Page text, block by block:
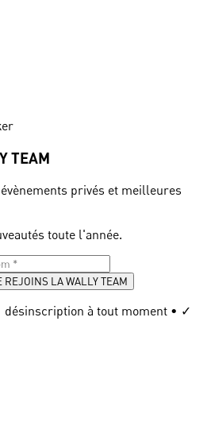
TEAM
privés et meilleures
toute l'année.
REJOINS LA WALLY TEAM
à tout moment • ✓